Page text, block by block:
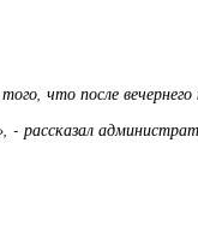
что после
- рассказал